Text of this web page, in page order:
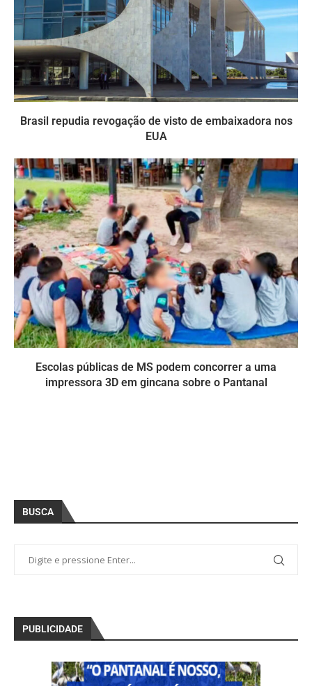
Brasil repudia revogação de visto de embaixadora nos
EUA
Escolas públicas de MS podem concorrer a uma
impressora 3D em gincana sobre o Pantanal
BUSCA
PUBLICIDADE